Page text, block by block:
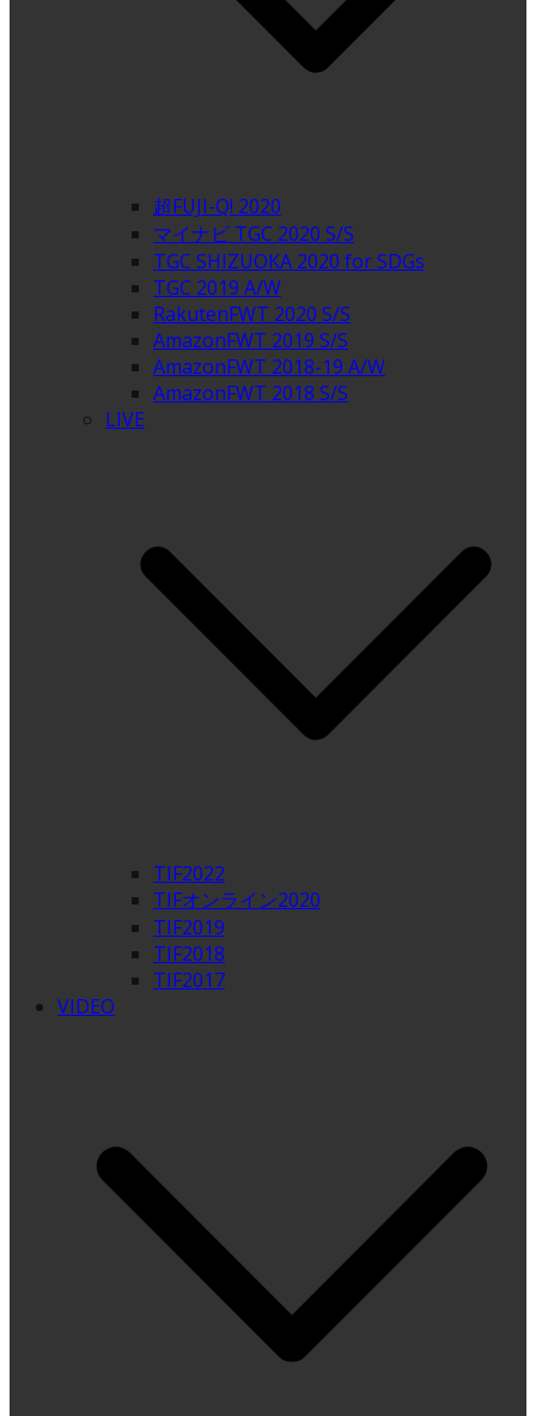
超FUJI-Q! 2020
マイナビ TGC 2020 S/S
TGC SHIZUOKA 2020 for SDGs
TGC 2019 A/W
RakutenFWT 2020 S/S
AmazonFWT 2019 S/S
AmazonFWT 2018-19 A/W
AmazonFWT 2018 S/S
LIVE
TIF2022
TIFオンライン2020
TIF2019
TIF2018
TIF2017
VIDEO